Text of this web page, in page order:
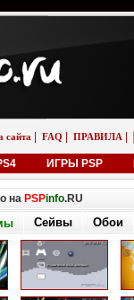
сайта FAQ ПРАВИЛА
ИГРЫ PSP
на PSPinfo.RU
Сейвы Обои